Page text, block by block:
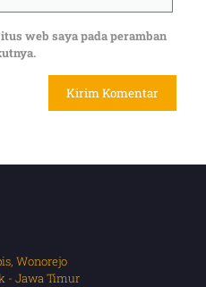
web saya pada peramban
Wonorejo
- Jawa Timur